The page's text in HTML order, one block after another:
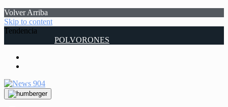
Volver Arriba
Skip to content
Tendencia
POLVORONES